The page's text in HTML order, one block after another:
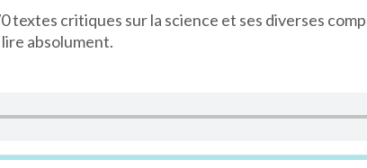
textes critiques sur la science et ses diverses
absolument.